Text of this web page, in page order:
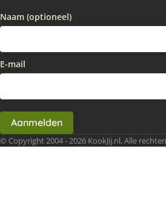
Naam (optioneel)
E-mail
Aanmelden
© Copyright 2004 - 2026 KookJij.nl, Alle